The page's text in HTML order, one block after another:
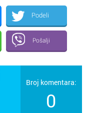
Podeli
Pošalji
Broj komentara:
0